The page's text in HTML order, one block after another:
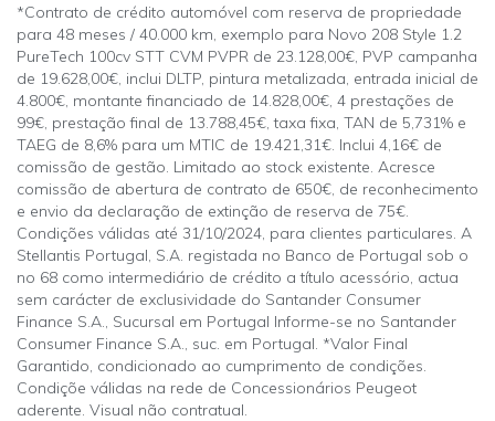
*Contrato de crédito automóvel com reserva de propriedade
para 48 meses / 40.000 km, exemplo para Novo 208 Style 1.2
PureTech 100cv STT CVM PVPR de 23.128,00€, PVP campanha
de 19.628,00€, inclui DLTP, pintura metalizada, entrada inicial de
4.800€, montante financiado de 14.828,00€, 4 prestações de
99€, prestação final de 13.788,45€, taxa fixa, TAN de 5,731% e
TAEG de 8,6% para um MTIC de 19.421,31€. Inclui 4,16€ de
comissão de gestão. Limitado ao stock existente. Acresce
comissão de abertura de contrato de 650€, de reconhecimento
e envio da declaração de extinção de reserva de 75€.
Condições válidas até 31/10/2024, para clientes particulares. A
Stellantis Portugal, S.A. registada no Banco de Portugal sob o
no 68 como intermediário de crédito a título acessório, actua
sem carácter de exclusividade do Santander Consumer
Finance S.A., Sucursal em Portugal Informe-se no Santander
Consumer Finance S.A., suc. em Portugal. *Valor Final
Garantido, condicionado ao cumprimento de condições.
Condiçõe válidas na rede de Concessionários Peugeot
aderente. Visual não contratual.